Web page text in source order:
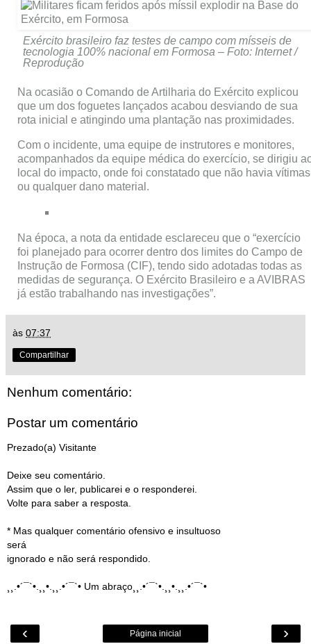
Exército brasileiro faz testes de campo com mísseis de
tecnologia 100% nacional em Formosa – Foto: Internet /
Reprodução
Na ocasião o Comando de Artilharia do Exército explicou
que um dos foguetes lançados acabou desviando de sua
rota inicial e atingindo uma plantação nas proximidades.
Com o incidente, uma equipe de instrutores e monitores,
acompanhados da equipe médica do exercício, se dirigiu
local do impacto, onde foi constatado que não havia vítimas
ou qualquer dano material.
Na época, a nota da entidade esclareceu que o “exercício
foi planejado para ocorrer dentro dos limites do Campo de
Instrução de Formosa (CIF), tendo sido adotadas todas as
medidas de segurança. O Exército Brasileiro e a AVIBRAS
já estão trabalhando nas investigações”.
às 07:37
Compartilhar
Nenhum comentário:
Postar um comentário
Prezado(a) Visitante
Deixe seu comentário.
Assim que o ler, publicarei e o responderei.
Volte para saber a resposta.
* Mas qualquer comentário ofensivo e insultuoso
será
ignorado e não será respondido.
¸¸.•´¯`•.¸¸•.¸¸.•´¯`• Um abraço¸¸.•´¯`•.¸¸•.¸¸.•´¯`•
‹ ›
Página inicial